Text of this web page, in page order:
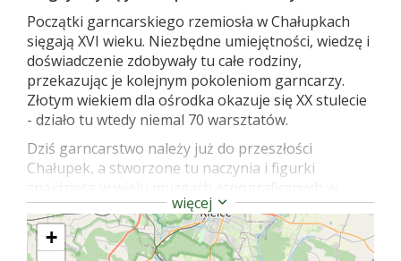
Początki garncarskiego rzemiosła w Chałupkach
sięgają XVI wieku. Niezbędne umiejętności, wiedzę i
doświadczenie zdobywały tu całe rodziny,
przekazując je kolejnym pokoleniom garncarzy.
Złotym wiekiem dla ośrodka okazuje się XX stulecie
- działo tu wtedy niemal 70 warsztatów.
Dziś garncarstwo należy już do przeszłości
Chałupek, a stworzone tu naczynia i figurki
Polsce i za granicą. Aby ocalić tradycję od
zapomnienia i pokazać ją jak największej liczbie
turystów, od lat 90. XX wieku działa w Chałupkach
więcej
+